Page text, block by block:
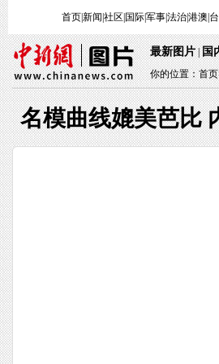
首页|新闻 社区 国际|军事|法治|港澳
最新图片|国
你的位置：首页
名模曲线媲美芭比